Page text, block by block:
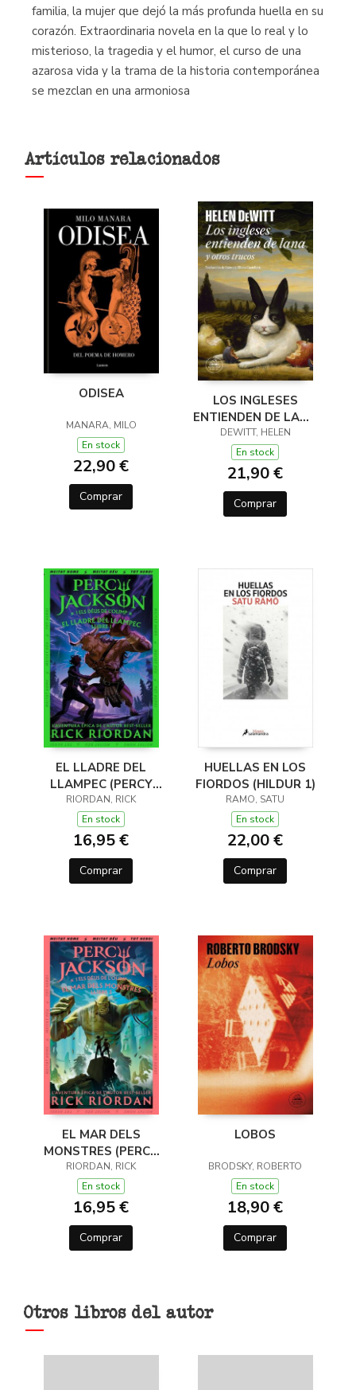
familia, la mujer que dejó la más profunda huella en su
corazón. Extraordinaria novela en la que lo real y lo
misterioso, la tragedia y el humor, el curso de una
azarosa vida y la trama de la historia contemporánea
se mezclan en una armoniosa
Artículos relacionados
ODISEA
MANARA, MILO
En stock
22,90 €
Comprar
LOS INGLESES
ENTIENDEN DE LANA
(Y OTROS TRUCOS)
DEWITT, HELEN
En stock
21,90 €
Comprar
EL LLADRE DEL
LLAMPEC (PERCY
JACKSON I ELS DÉUS
DE L'OLIMP 1)
RIORDAN, RICK
En stock
16,95 €
Comprar
HUELLAS EN LOS
FIORDOS (HILDUR 1)
RAMO, SATU
En stock
22,00 €
Comprar
EL MAR DELS
MONSTRES (PERCY
JACKSON I ELS DÉUS
DE L'OLIMP 2)
RIORDAN, RICK
En stock
16,95 €
Comprar
LOBOS
BRODSKY, ROBERTO
En stock
18,90 €
Comprar
Otros libros del autor